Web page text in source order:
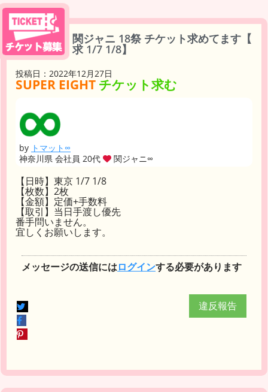
関ジャニ 18祭 チケット求めてます【
求 1/7 1/8】
投稿日：2022年12月27日
SUPER EIGHT チケット求む
by トマット∞
神奈川県 会社員 20代
関ジャニ∞
【日時】東京 1/7 1/8
【枚数】2枚
【金額】定価+手数料
【取引】当日手渡し優先
番手問いません。
宜しくお願いします。
メッセージの送信にはログインする必要があります
違反報告